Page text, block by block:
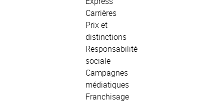
Carrières
Prix et
distinctions
Responsabilité
sociale
Campagnes
médiatiques
Franchisage